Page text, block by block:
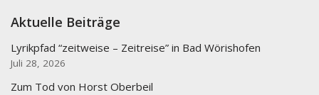
Aktuelle Beiträge
Lyrikpfad “zeitweise – Zeitreise” in Bad Wörishofen
Juli 28, 2026
Zum Tod von Horst Oberbeil